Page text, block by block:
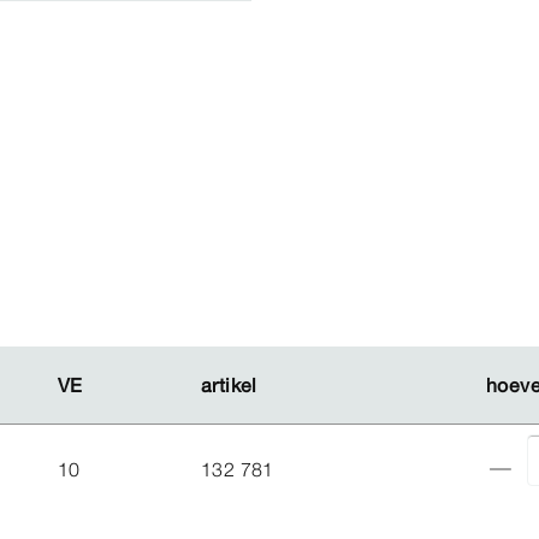
VE artikel
VE artikel
10 132 781